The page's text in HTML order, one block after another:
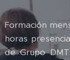
Formación
horas
de Grupo